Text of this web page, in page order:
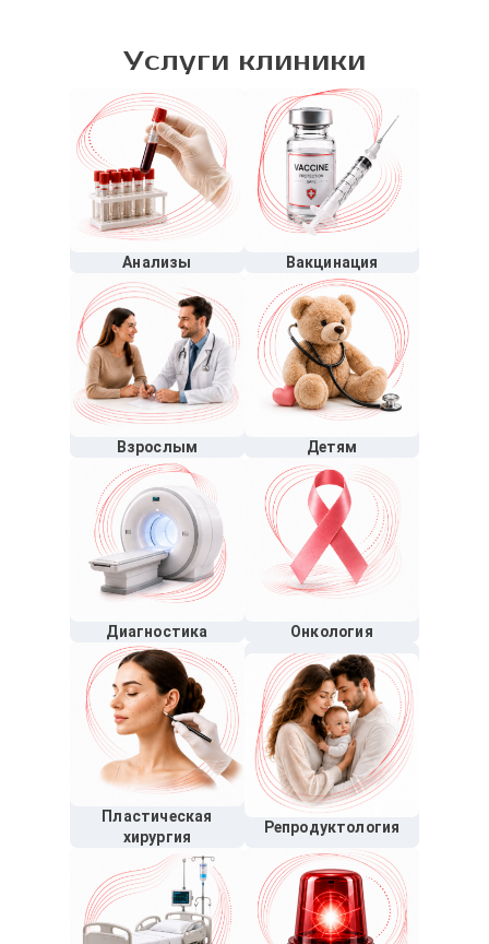
Услуги клиники
Анализы Вакцинация
Взрослым Детям
Диагностика Онкология
Пластическая
хирургия
Репродуктология